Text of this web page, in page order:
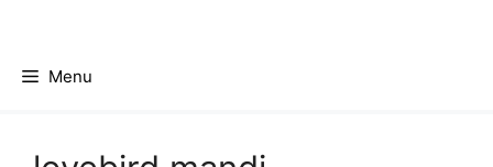
contentMenu